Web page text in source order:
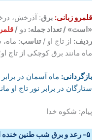
قلمرو زبانی: برق: آذرخش،
«است» / تعداد جمله: دو /
ردیف: از تاج او /تناسب: ماه،
ماه مانند برق کوچکی از تاج
بازگردانی: ماه آسمان در
ستارگان در برابر نور تاج
پیام: شکوه خدا
۵- رعد و برق شب طنین خنده اش / سیل و طوفان نعره توفنده اش